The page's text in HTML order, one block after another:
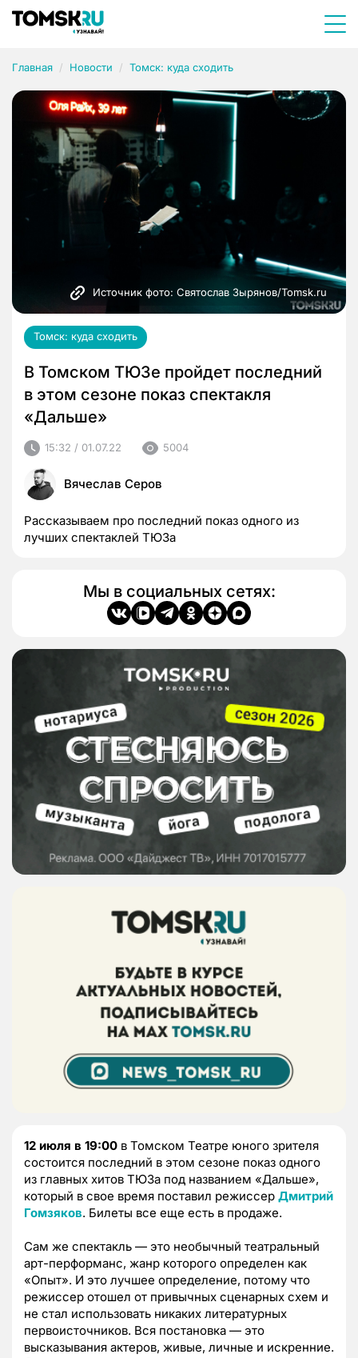
Главная Новости Томск: куда сходить
Источник фото: Святослав Зырянов/Tomsk.ru
Томск: куда сходить
В Томском ТЮЗе пройдет последний
в этом сезоне показ спектакля
«Дальше»
15:32 / 01.07.22 5004
Вячеслав Серов
Рассказываем про последний показ одного из
лучших спектаклей ТЮЗа
Мы в социальных сетях:
12 июля в 19:00 в Томском Театре юного зрителя
состоится последний в этом сезоне показ одного
из главных хитов ТЮЗа под названием «Дальше»,
который в свое время поставил режиссер Дмитрий
Гомзяков. Билеты все еще есть в продаже.
Сам же спектакль — это необычный театральный
арт-перформанс, жанр которого определен как
«Опыт». И это лучшее определение, потому что
режиссер отошел от привычных сценарных схем и
не стал использовать никаких литературных
первоисточников. Вся постановка — это
высказывания актеров, живые, личные и искренние.